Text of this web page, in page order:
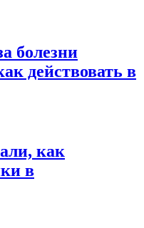
болезни
действовать в
как
в